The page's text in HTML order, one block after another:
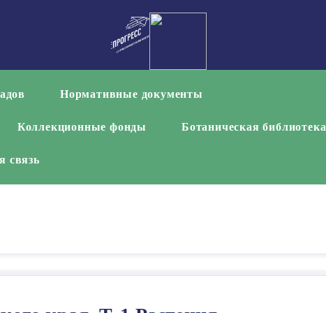
Нормативные документы
Коллекционные фонды Ботаническая библиотека
связь